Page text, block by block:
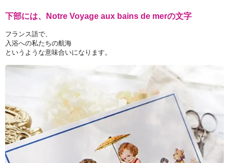
下部には、Notre Voyage aux bains de merの文字
フランス語で、
入浴への私たちの航海
というような意味合いになります。